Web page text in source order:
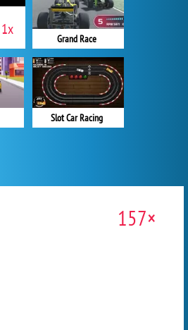
Grand Race
Slot Car Racing
1x
157×